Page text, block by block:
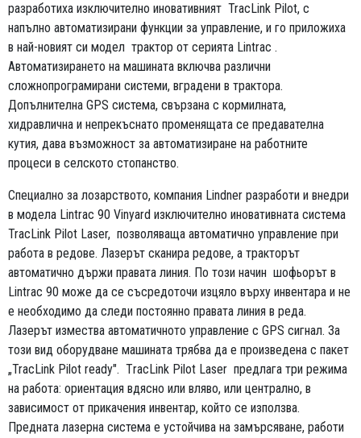
разработиха изключително иновативният TracLink Pilot, с
напълно автоматизирани функции за управление, и го приложиха
в най-новият си модел трактор от серията Lintrac .
Автоматизирането на машината включва различни
сложнопрограмирани системи, вградени в трактора.
Допълнителна GPS система, свързана с кормилната,
хидравлична и непрекъснато променящата се предавателна
кутия, дава възможност за автоматизиране на работните
процеси в селското стопанство.
Специално за лозарството, компания Lindner разработи и внедри
в модела Lintrac 90 Vinyard изключително иновативната система
TracLink Pilot Laser, позволяваща автоматично управление при
работа в редове. Лазерът сканира редове, а тракторът
автоматично държи правата линия. По този начин шофьорът в
Lintrac 90 може да се съсредоточи изцяло върху инвентара и не
е необходимо да следи постоянно правата линия в реда.
Лазерът измества автоматичното управление с GPS сигнал. За
този вид оборудване машината трябва да е произведена с пакет
„TracLink Pilot ready". ТracLink Pilot Laser предлага три режима
на работа: ориентация вдясно или вляво, или централно, в
зависимост от прикачения инвентар, който се използва.
Предната лазерна система е устойчива на замърсяване, работи